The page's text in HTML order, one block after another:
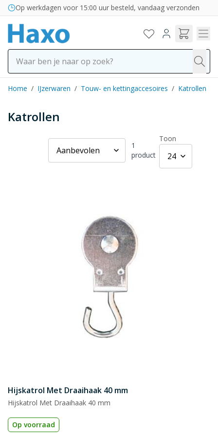
Ga naar de inhoud
Bezorging in binnen- en buitenland
Op werkdagen voor 15:00 uur besteld, vandaag verzonden
Home / IJzerwaren / Touw- en kettingaccesoires / Katrollen
Katrollen
1
product
Toon
Hijskatrol Met Draaihaak 40 mm
Hijskatrol Met Draaihaak 40 mm
Op voorraad